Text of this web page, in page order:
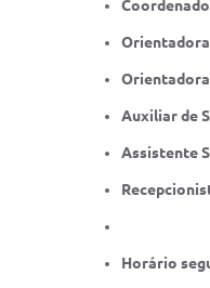
Auxiliar de
Assistente
Horário